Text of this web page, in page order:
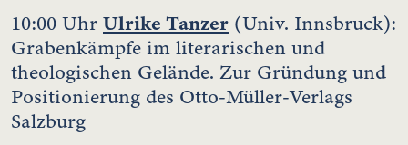
10:00 Uhr Ulrike Tanzer (Univ. Innsbruck):
Grabenkämpfe im literarischen und
theologischen Gelände. Zur Gründung und
Positionierung des Otto-Müller-Verlags
Salzburg